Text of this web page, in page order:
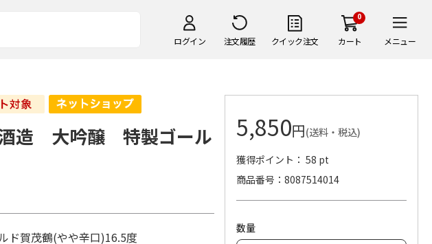
ログイン 注文履歴 クイック注文
0
カート メニュー
酒造 大吟醸 特製ゴール
ド賀茂鶴(やや辛口)16.5度
5,850円(送料・税込)
獲得ポイント： 58 pt
商品番号
8087514014
数量